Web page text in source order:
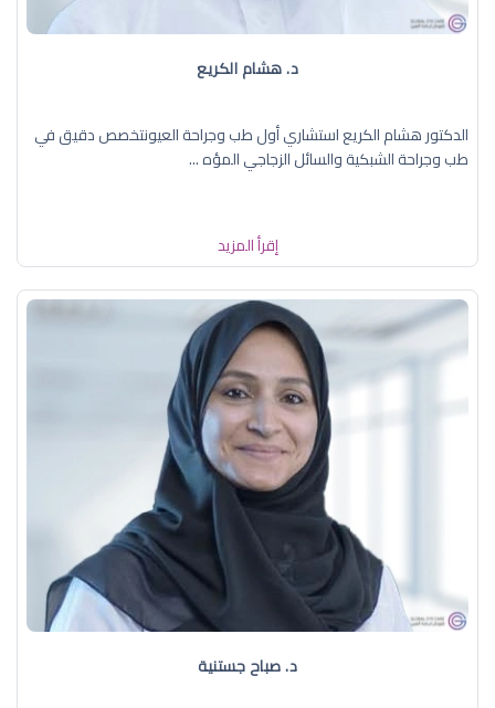
د. هشام الكريع
الدكتور هشام الكريع استشاري أول طب وجراحة العيونتخصص دقيق في
طب وجراحة الشبكية والسائل الزجاجي المؤه ...
إقرأ المزيد
د. صباح جستنية